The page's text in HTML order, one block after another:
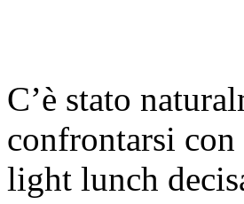
C’è stato
confrontarsi con
light lunch